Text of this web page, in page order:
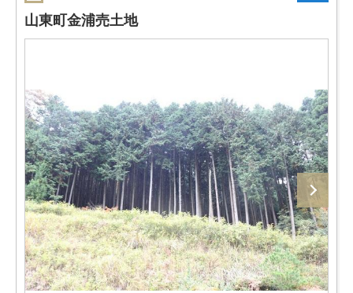
山東町金浦売土地